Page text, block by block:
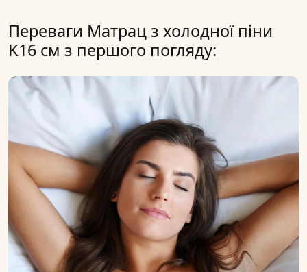
Переваги Матрац з холодної піни
K16 см з першого погляду: